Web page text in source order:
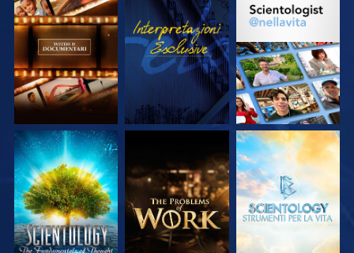
ESPLORA LE
SERIE
GUARDA
ESPLORA LE
ESPLORA LE
SERIE
ESPLORA LE
SERIE
ESPLORA LE
SERIE